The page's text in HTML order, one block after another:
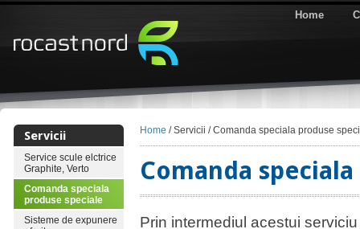
Home
Servicii
Service scule elctrice
Graphite, Verto
Comanda speciala
produse speciale
Sisteme de expunere
Home / Servicii / Comanda speciala produse
Comanda
Prin intermediul acestui